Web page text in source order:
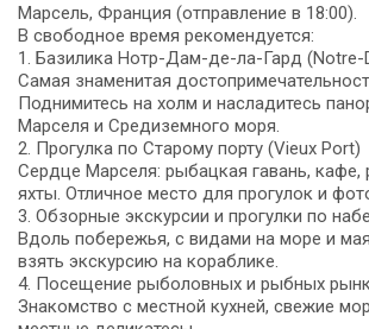
Марсель, Франция (отправление в 18:00).
В свободное время рекомендуется:
1. Базилика Нотр-Дам-де-ла-Гард (Notre-
Самая знаменитая
Поднимитесь на холм и насладитесь
Марселя и Средиземного моря.
2. Прогулка по Старому порту (Vieux Port)
Сердце Марселя: рыбацкая гавань,
яхты. Отличное место для прогулок и
3. Обзорные экскурсии и прогулки по
Вдоль побережья, с видами на море и
взять экскурсию на кораблике.
4. Посещение рыболовных и рыбных
Знакомство с местной кухней, свежие